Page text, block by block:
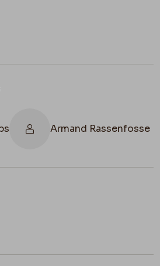
Armand Rassenfosse